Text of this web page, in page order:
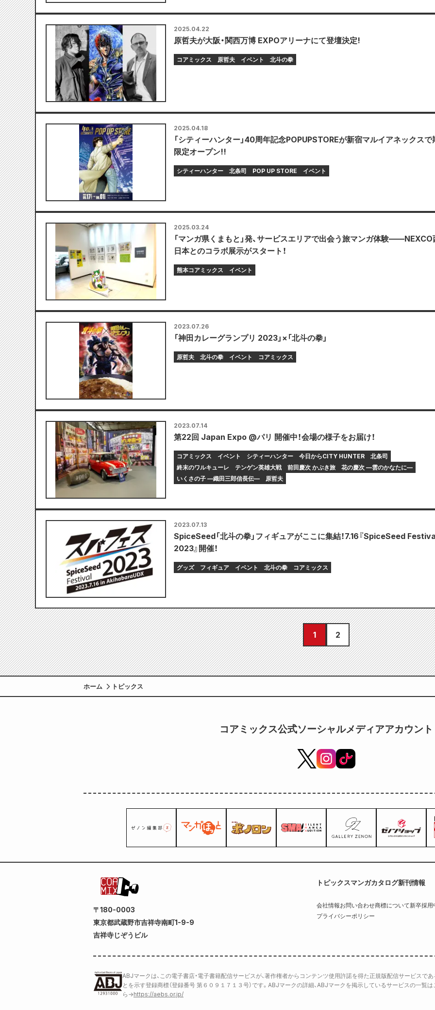
2025.04.22
原哲夫が大阪・関西万博 EXPOアリーナにて登壇決定!
コアミックス 原哲夫 イベント 北斗の拳
2025.04.18
「シティーハンター」40周年記念POPUPSTOREが新宿マルイアネックスで
限定オープン!!
シティーハンター 北条司 POP UP STORE イベント
2025.03.24
「マンガ県くまもと」発、サービスエリアで出会う旅マンガ体験——NEXCO
日本とのコラボ展示がスタート！
熊本コアミックス イベント
2023.07.26
「神田カレーグランプリ 2023」×「北斗の拳」
原哲夫 北斗の拳 イベント コアミックス
2023.07.14
第22回 Japan Expo @パリ 開催中！会場の様子をお届け！
コアミックス イベント シティーハンター 今日からCITY HUNTER
北条司
終末のワルキューレ
テンゲン英雄大戦 前田慶次 かぶき旅
花の慶次 ―雲のかなたに―
いくさの子 ―織田三郎信長伝―
原哲夫
2023.07.13
SpiceSeed「北斗の拳」フィギュアがここに集結！7.16『SpiceSeed
2023』開催！
グッズ フィギュア イベント 北斗の拳 コアミックス
1 2
ホーム トピックス
コアミックス公式ソーシャルメディアアカウント
〒180-0003
東京都武蔵野市吉祥寺南町1-9-9
吉祥寺じぞうビル
トピックスマンガカタログ新刊情報
会社情報お問い合わせ商標について新卒採用
プライバシーポリシー
ABJマークは、この電子書店・電子書籍配信サービスが、著作権者からコンテンツ使用許諾を得た正規版配信サービスで
とを示す登録商標（登録番号 第６０９１７１３号）です。ABJマークの詳細、ABJマークを掲示しているサービスの一覧は
ら →https://aebs.or.jp/